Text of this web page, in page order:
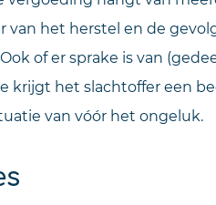
van het herstel en de
of er sprake is van
krijgt het slachtoffer een
van vóór het ongeluk.